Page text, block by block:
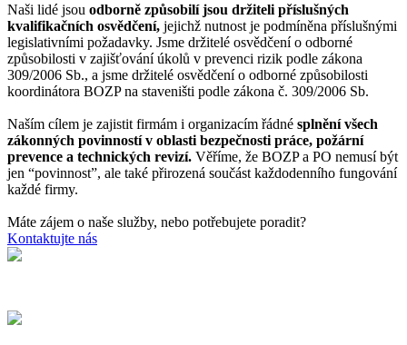
Naši lidé jsou odborně způsobilí jsou držiteli příslušných
kvalifikačních osvědčení, jejichž nutnost je podmíněna příslušnými
legislativními požadavky. Jsme držitelé osvědčení o odborné
způsobilosti v zajišťování úkolů v prevenci rizik podle zákona
309/2006 Sb., a jsme držitelé osvědčení o odborné způsobilosti
koordinátora BOZP na staveništi podle zákona č. 309/2006 Sb.
Naším cílem je zajistit firmám i organizacím řádné splnění všech
zákonných povinností v oblasti bezpečnosti práce, požární
prevence a technických revizí. Věříme, že BOZP a PO nemusí být
jen “povinnost”, ale také přirozená součást každodenního fungování
každé firmy.
Máte zájem o naše služby, nebo potřebujete poradit?
Kontaktujte nás